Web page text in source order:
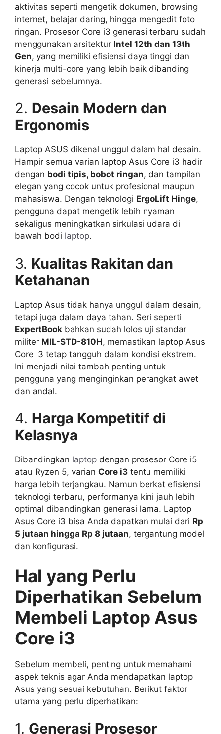
aktivitas seperti mengetik dokumen, browsing
internet, belajar daring, hingga mengedit foto
ringan. Prosesor Core i3 generasi terbaru sudah
menggunakan arsitektur Intel 12th dan 13th
Gen, yang memiliki efisiensi daya tinggi dan
kinerja multi-core yang lebih baik dibanding
generasi sebelumnya.
2. Desain Modern dan
Ergonomis
Laptop ASUS dikenal unggul dalam hal desain.
Hampir semua varian laptop Asus Core i3 hadir
dengan bodi tipis, bobot ringan, dan tampilan
elegan yang cocok untuk profesional maupun
mahasiswa. Dengan teknologi ErgoLift Hinge,
pengguna dapat mengetik lebih nyaman
sekaligus meningkatkan sirkulasi udara di
bawah bodi laptop.
3. Kualitas Rakitan dan
Ketahanan
Laptop Asus tidak hanya unggul dalam desain,
tetapi juga dalam daya tahan. Seri seperti
ExpertBook bahkan sudah lolos uji standar
militer MIL-STD-810H, memastikan laptop Asus
Core i3 tetap tangguh dalam kondisi ekstrem.
Ini menjadi nilai tambah penting untuk
pengguna yang menginginkan perangkat awet
dan andal.
4. Harga Kompetitif di
Kelasnya
Dibandingkan laptop dengan prosesor Core i5
atau Ryzen 5, varian Core i3 tentu memiliki
harga lebih terjangkau. Namun berkat efisiensi
teknologi terbaru, performanya kini jauh lebih
optimal dibandingkan generasi lama. Laptop
Asus Core i3 bisa Anda dapatkan mulai dari Rp
5 jutaan hingga Rp 8 jutaan, tergantung model
dan konfigurasi.
Hal yang Perlu
Diperhatikan Sebelum
Membeli Laptop Asus
Core i3
Sebelum membeli, penting untuk memahami
aspek teknis agar Anda mendapatkan laptop
Asus yang sesuai kebutuhan. Berikut faktor
utama yang perlu diperhatikan:
1. Generasi Prosesor